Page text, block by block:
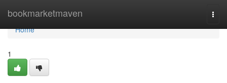
bookmarketmaven
Home
Home
1